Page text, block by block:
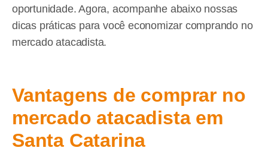
oportunidade. Agora, acompanhe abaixo nossas
dicas práticas para você economizar comprando no
mercado atacadista.
Vantagens de comprar no
mercado atacadista em
Santa Catarina